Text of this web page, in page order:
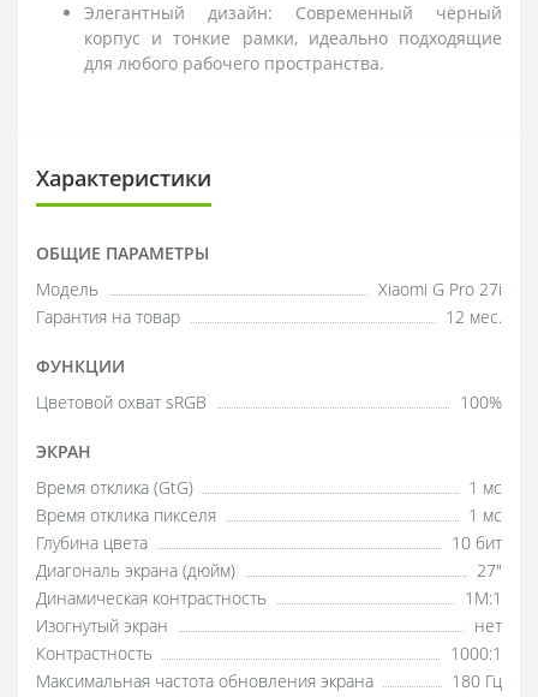
Элегантный дизайн: Современный чёрный
корпус и тонкие рамки, идеально подходящие
для любого рабочего пространства.
Характеристики
ОБЩИЕ ПАРАМЕТРЫ
Модель
Xiaomi G Pro 27i
Гарантия на товар
12 мес.
ФУНКЦИИ
Цветовой охват sRGB 100%
ЭКРАН
Время отклика (GtG)
1 мс
Время отклика пикселя
1 мс
Глубина цвета
10 бит
Диагональ экрана (дюйм)
27"
Динамическая контрастность
1М:1
Изогнутый экран
нет
Контрастность
1000:1
Максимальная частота обновления экрана
180 Гц